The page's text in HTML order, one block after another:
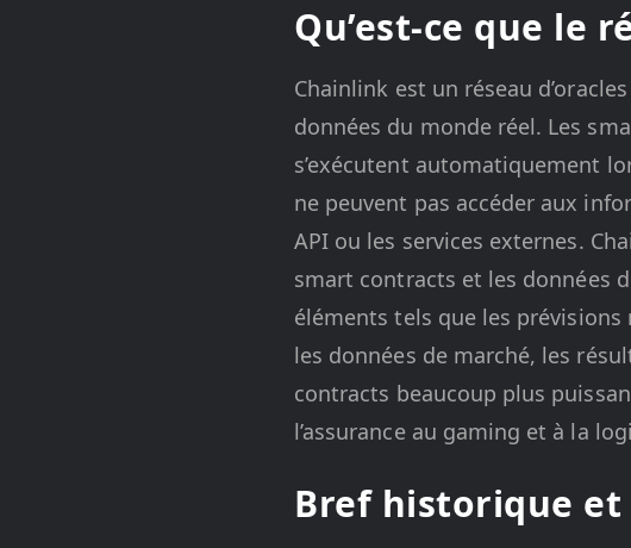
Qu’est-ce que le
Chainlink est un réseau
données du monde réel. Les
s’exécutent automatiquement
ne peuvent pas accéder aux
API ou les services externes.
smart contracts et les données
éléments tels que les
les données de marché, les
contracts beaucoup plus
l’assurance au gaming et à la
Bref historique